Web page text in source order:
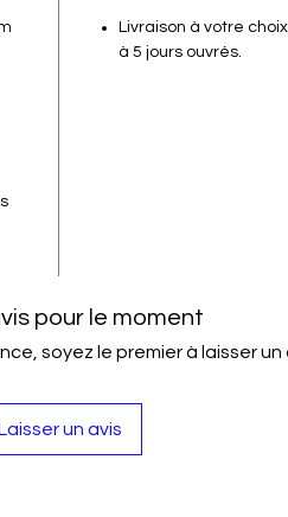
Livraison à votre
à 5 jours ouvrés.
pour le moment
soyez le premier à laisser un
un avis